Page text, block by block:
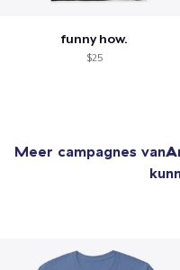
funny how.
$25
Meer campagnes van